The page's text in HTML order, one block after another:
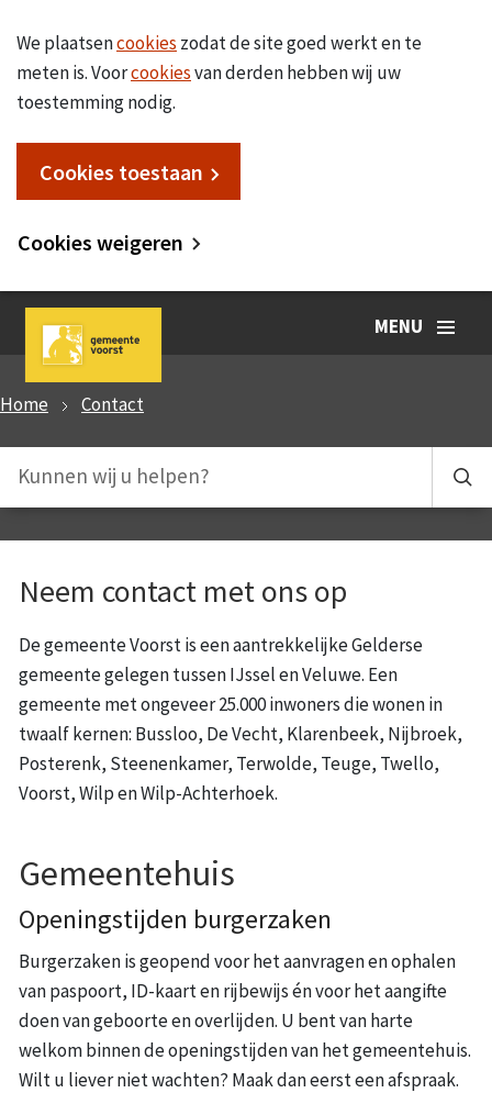
We plaatsencookies zodat de site goed werkt en te
meten is. Voorcookiesvan derden hebben wij uw
toestemming nodig.
Cookies toestaan
Cookies weigeren
MENU
Home Contact
Neem contact met ons op
De gemeente Voorst is een aantrekkelijke Gelderse
gemeente gelegen tussen IJssel en Veluwe. Een
gemeente met ongeveer 25.000 inwoners die wonen in
twaalf kernen: Bussloo, De Vecht, Klarenbeek, Nijbroek,
Posterenk, Steenenkamer, Terwolde, Teuge, Twello,
Voorst, Wilp en Wilp-Achterhoek.
Gemeentehuis
Openingstijden burgerzaken
Burgerzaken is geopend voor het aanvragen en ophalen
van paspoort, ID-kaart en rijbewijs én voor het aangifte
doen van geboorte en overlijden. U bent van harte
welkom binnen de openingstijden van het gemeentehuis.
Wilt u liever niet wachten? Maak dan eerst een afspraak.